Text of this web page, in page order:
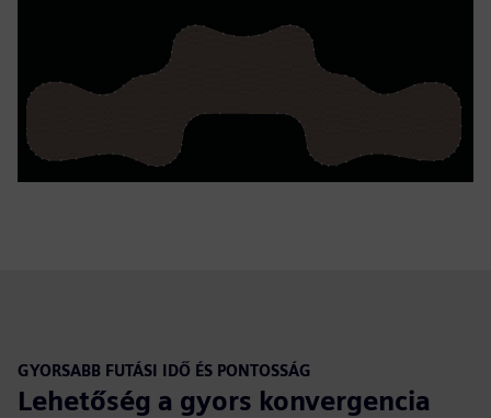
GYORSABB FUTÁSI IDŐ ÉS PONTOSSÁG
Lehetőség a gyors konvergencia